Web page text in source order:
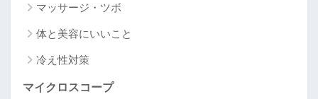
マッサージ・ツボ
体と美容にいいこと
冷え性対策
マイクロスコープ